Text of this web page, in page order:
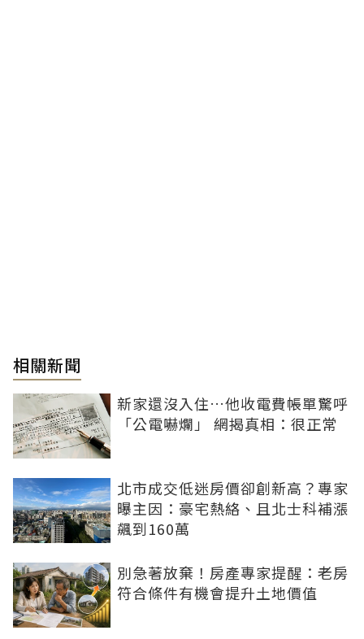
相關新聞
新家還沒入住…他收電費帳單驚呼
「公電嚇爛」 網揭真相：很正常
北市成交低迷房價卻創新高？專家
曝主因：豪宅熱絡、且北士科補漲
飆到160萬
別急著放棄！房產專家提醒：老房
符合條件有機會提升土地價值